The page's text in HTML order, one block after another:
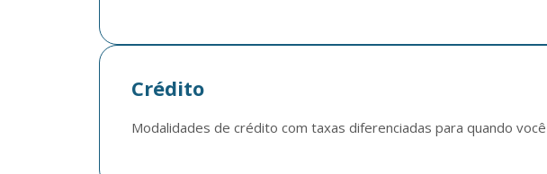
Crédito
Modalidades de crédito com taxas diferenciadas para quando